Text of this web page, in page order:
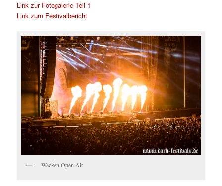
Link zur Fotogalerie Teil 1
Link zum Festivalbericht
Wacken Open Air